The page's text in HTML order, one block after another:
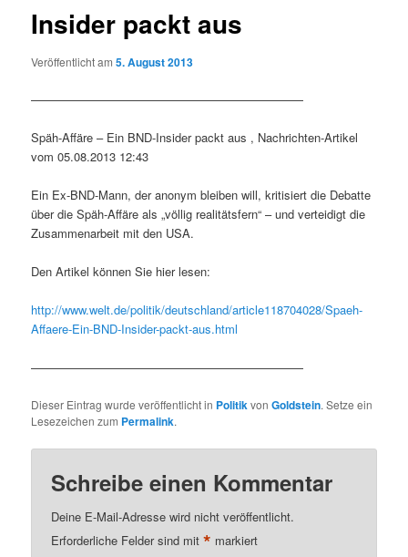
Insider packt aus
Veröffentlicht am5. August 2013
———————————————————————
Späh-Affäre – Ein BND-Insider packt aus , Nachrichten-Artikel
vom 05.08.2013 12:43
Ein Ex-BND-Mann, der anonym bleiben will, kritisiert die Debatte
über die Späh-Affäre als „völlig realitätsfern“ – und verteidigt die
Zusammenarbeit mit den USA.
Den Artikel können Sie hier lesen:
http://www.welt.de/politik/deutschland/article118704028/Spaeh-
Affaere-Ein-BND-Insider-packt-aus.html
———————————————————————
Dieser Eintrag wurde veröffentlicht in Politik vonGoldstein. Setze ein
Lesezeichen zum Permalink.
Schreibe einen Kommentar
Deine E-Mail-Adresse wird nicht veröffentlicht.
Erforderliche Felder sind mit* markiert